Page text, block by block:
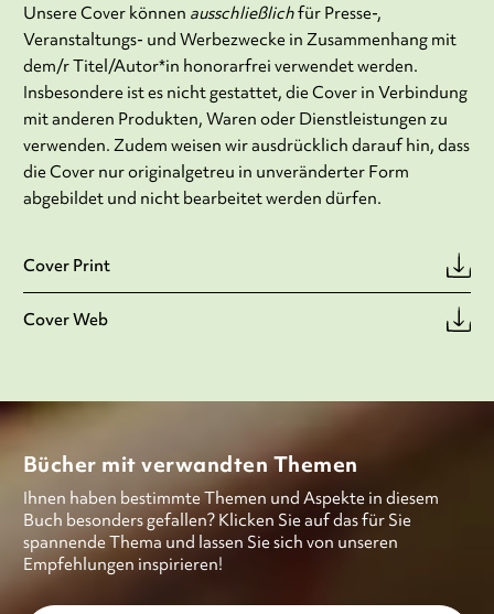
Unsere Cover können ausschließlichfür Presse-,
Veranstaltungs- und Werbezwecke in Zusammenhang mit
dem/r Titel/Autor*in honorarfrei verwendet werden.
Insbesondere ist es nicht gestattet, die Cover in Verbindung
mit anderen Produkten, Waren oder Dienstleistungen zu
verwenden. Zudem weisen wir ausdrücklich darauf hin, dass
die Cover nur originalgetreu in unveränderter Form
abgebildet und nicht bearbeitet werden dürfen.
Cover Print
Cover Web
Bücher mit verwandten Themen
Ihnen haben bestimmte Themen und Aspekte in diesem
Buch besonders gefallen? Klicken Sie auf das für Sie
spannende Thema und lassen Sie sich von unseren
Empfehlungen inspirieren!